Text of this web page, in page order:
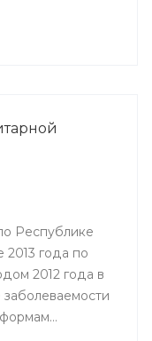
Республике
2013 года по
2012 года в